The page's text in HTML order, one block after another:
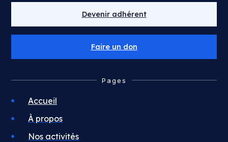
Devenir adhérent
Faire un don
Pages
Accueil
À propos
Nos activités